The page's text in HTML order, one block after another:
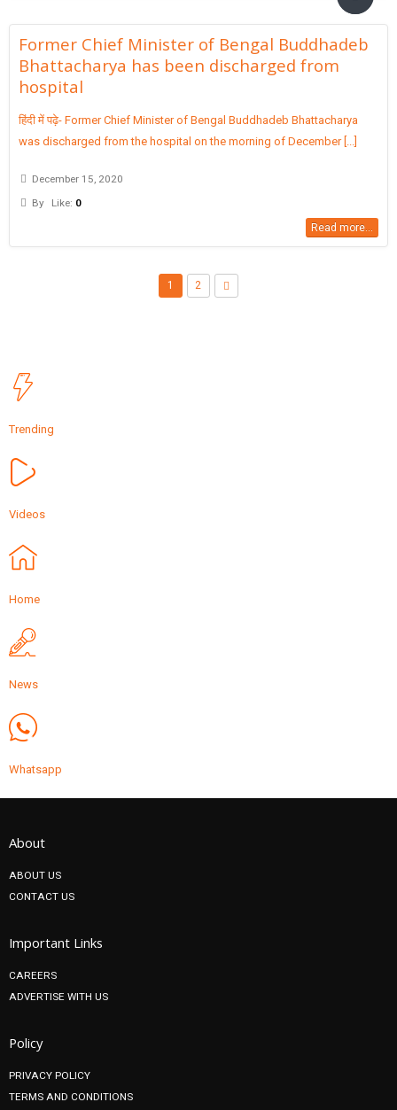
Former Chief Minister of Bengal Buddhadeb
Bhattacharya has been discharged from
hospital
हिंदी में पढ़े- Former Chief Minister of Bengal Buddhadeb Bhattacharya
was discharged from the hospital on the morning of December [...]
December 15, 2020
By
Like: 0
Read more...
1 2
Trending
Videos
Home
News
Whatsapp
About
ABOUT US
CONTACT US
Important Links
CAREERS
ADVERTISE WITH US
Policy
PRIVACY POLICY
TERMS AND CONDITIONS